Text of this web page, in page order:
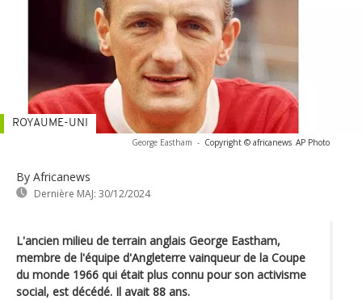
George Eastham - Copyright © africanews AP Photo
By Africanews
Dernière MAJ: 30/12/2024
ROYAUME-UNI
L'ancien milieu de terrain anglais George Eastham,
membre de l'équipe d'Angleterre vainqueur de la Coupe
du monde 1966 qui était plus connu pour son activisme
social, est décédé. Il avait 88 ans.